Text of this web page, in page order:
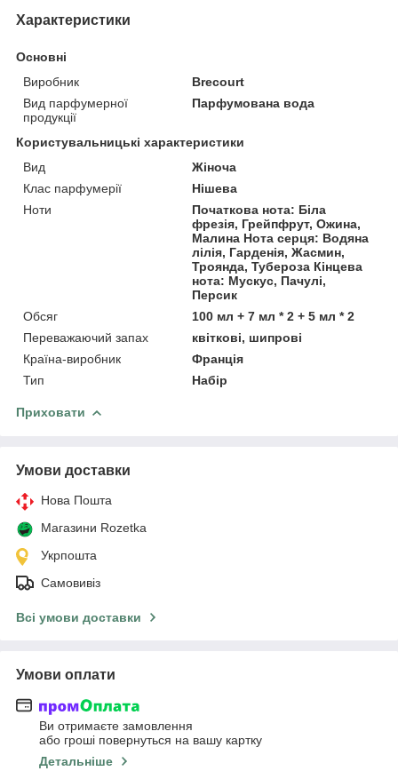
Характеристики
Основні
Виробник
Brecourt
Вид парфумерної
продукції
Парфумована вода
Користувальницькі характеристики
Вид
Жіноча
Клас парфумерії
Нішева
Ноти
Початкова нота: Біла
фрезія, Грейпфрут, Ожина,
Малина Нота серця: Водяна
лілія, Гарденія, Жасмин,
Троянда, Тубероза Кінцева
нота: Мускус, Пачулі,
Персик
Обсяг
100 мл + 7 мл * 2 + 5 мл * 2
Переважаючий запах
квіткові, шипрові
Країна-виробник
Франція
Тип
Набір
Приховати
Умови доставки
Нова Пошта
Магазини Rozetka
Укрпошта
Самовивіз
Всі умови доставки
Умови оплати
Ви отримаєте замовлення
або гроші повернуться на вашу картку
Детальніше